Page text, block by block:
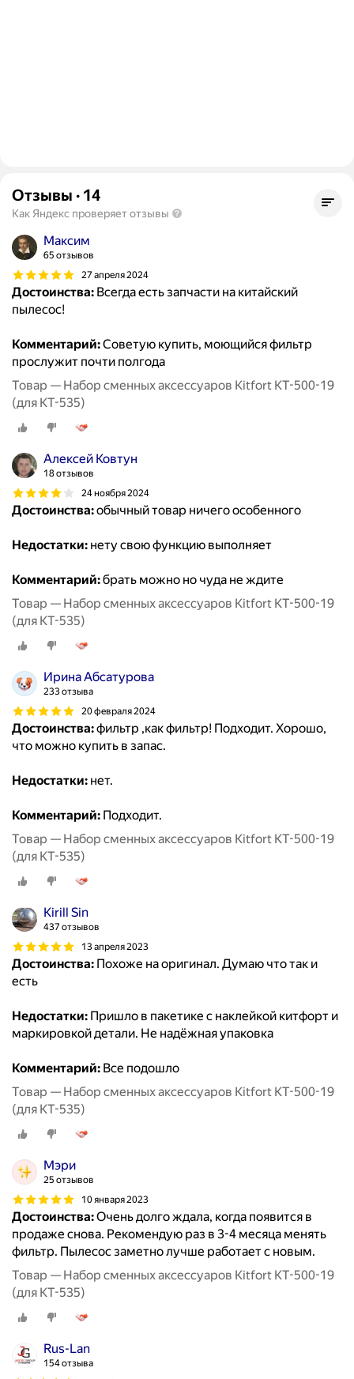
Отзывы · 14
Как Яндекс проверяет отзывы
Максим
65 отзывов
27 апреля 2024
Достоинства: Всегда есть запчасти на китайский
пылесос!
Комментарий:Советую купить, моющийся фильтр
прослужит почти полгода
Товар — Набор сменных аксессуаров Kitfort КТ-500-19
(для КТ-535)
Алексей Ковтун
18 отзывов
24 ноября 2024
Достоинства:обычный товар ничего особенного
Недостатки: нету свою функцию выполняет
Комментарий:брать можно но чуда не ждите
Товар — Набор сменных аксессуаров Kitfort КТ-500-19
(для КТ-535)
Ирина Абсатурова
233 отзыва
20 февраля 2024
Достоинства:фильтр ,как фильтр! Подходит. Хорошо,
что можно купить в запас.
Недостатки: нет.
Комментарий: Подходит.
Товар — Набор сменных аксессуаров Kitfort КТ-500-19
(для КТ-535)
Kirill Sin
437 отзывов
13 апреля 2023
Достоинства: Похоже на оригинал. Думаю что так и
есть
Недостатки: Пришло в пакетике с наклейкой китфорт и
маркировкой детали. Не надёжная упаковка
Комментарий: Все подошло
Товар — Набор сменных аксессуаров Kitfort КТ-500-19
(для КТ-535)
Мэри
25 отзывов
10 января 2023
Достоинства:Очень долго ждала, когда появится в
продаже снова. Рекомендую раз в 3-4 месяца менять
фильтр. Пылесос заметно лучше работает с новым.
Товар — Набор сменных аксессуаров Kitfort КТ-500-19
(для КТ-535)
Rus-Lan
154 отзыва